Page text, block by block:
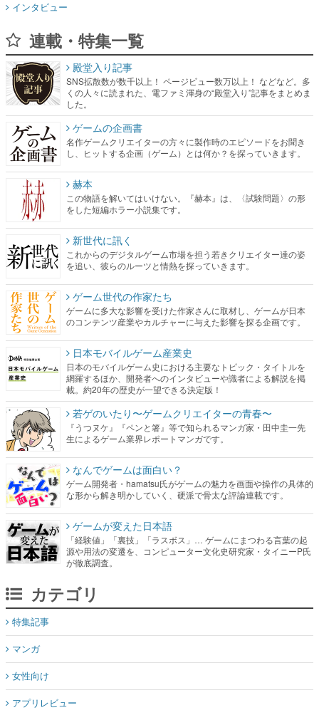
くの人々に読まれた、電ファミ渾身の“殿堂入り”記事をまとめま
した。
ゲームの企画書
名作ゲームクリエイターの方々に製作時のエピソードをお聞き
し、ヒットする企画（ゲーム）とは何か？を探っていきます。
赫本
この物語を解いてはいけない。『赫本』は、〈試験問題〉の形
をした短編ホラー小説集です。
新世代に訊く
これからのデジタルゲーム市場を担う若きクリエイター達の姿
を追い、彼らのルーツと情熱を探っていきます。
ゲーム世代の作家たち
ゲームに多大な影響を受けた作家さんに取材し、ゲームが日本
のコンテンツ産業やカルチャーに与えた影響を探る企画です。
日本モバイルゲーム産業史
日本のモバイルゲーム史における主要なトピック・タイトルを
網羅するほか、開発者へのインタビューや識者による解説を掲
若ゲのいたり〜ゲームクリエイターの青春〜
『うつヌケ』『ペンと箸』等で知られるマンガ家・田中圭一先
生によるゲーム業界レポートマンガです。
なんでゲームは面白い？
ゲーム開発者・hamatsu氏がゲームの魅力を画面や操作の具体的
な形から解き明かしていく、硬派で骨太な評論連載です。
ゲームが変えた日本語
「経験値」「裏技」「ラスボス」… ゲームにまつわる言葉の起
源や用法の変遷を、コンピューター文化史研究家・タイニーP氏
カテゴリ
マンガ
女性向け
アプリレビュー
その他
電ファミニコゲーマーとは？